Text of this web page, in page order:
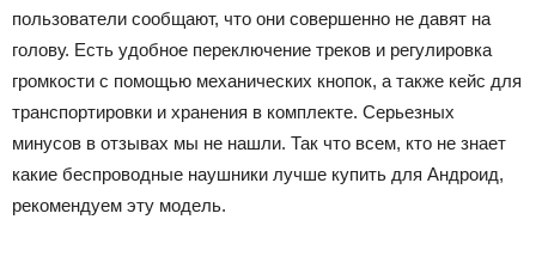
пользователи сообщают, что они совершенно не давят на
голову. Есть удобное переключение треков и регулировка
громкости с помощью механических кнопок, а также кейс для
транспортировки и хранения в комплекте. Серьезных
минусов в отзывах мы не нашли. Так что всем, кто не знает
какие беспроводные наушники лучше купить для Андроид,
рекомендуем эту модель.